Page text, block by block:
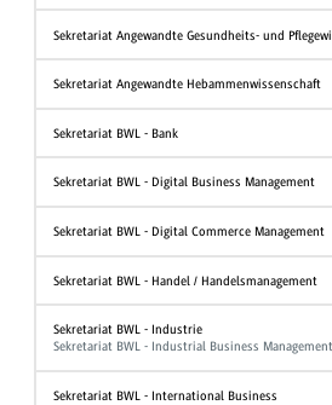
Sekretariat Angewandte Gesundheits- und
Sekretariat Angewandte Hebammenwissenschaft
Sekretariat BWL - Bank
Sekretariat BWL - Digital Business Management
Sekretariat BWL - Digital Commerce Management
Sekretariat BWL - Handel / Handelsmanagement
Sekretariat BWL - Industrie
Sekretariat BWL - Industrial Business Management
Sekretariat BWL - International Business